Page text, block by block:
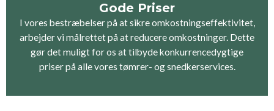
Gode Priser
I vores bestræbelser på at sikre omkostningseffektivitet,
arbejder vi målrettet på at reducere omkostninger. Dette
gør det muligt for os at tilbyde konkurrencedygtige
priser på alle vores tømrer- og snedkerservices.